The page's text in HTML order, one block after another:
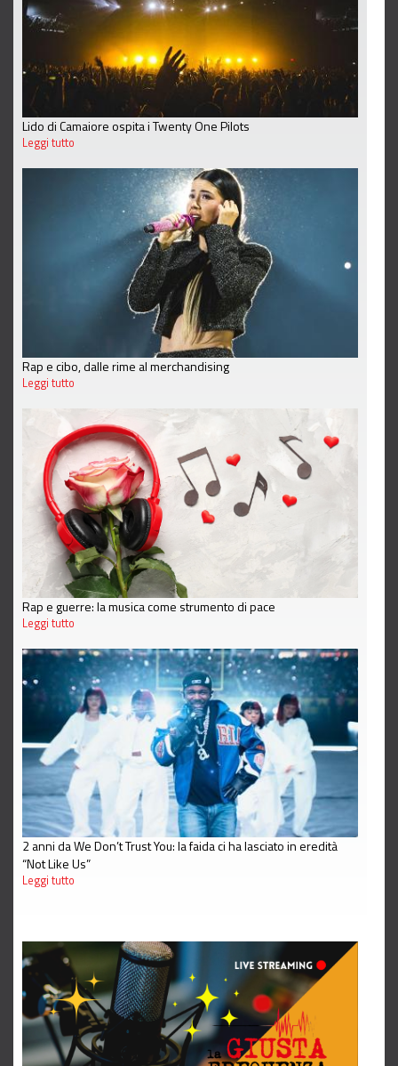
Lido di Camaiore ospita i Twenty One Pilots
Leggi tutto
Rap e cibo, dalle rime al merchandising
Leggi tutto
Rap e guerre: la musica come strumento di pace
Leggi tutto
2 anni da We Don’t Trust You: la faida ci ha lasciato in eredità
“Not Like Us”
Leggi tutto